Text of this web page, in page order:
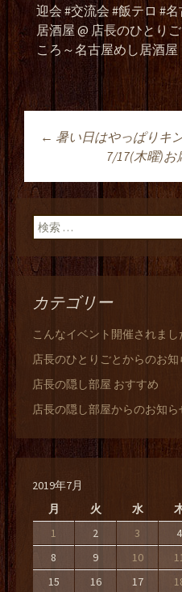
迎会 #交流会 #飯テロ #
居酒屋 @ 店長のひとり
ころ～名古屋めし居酒屋
投稿ナ
ン
← 暑い日はやっぱりキ
7/17(木曜)お
検索:
カテゴリー
こんなイベント開催されまし
店長のひとりごとからのお知
店長の隠し部屋 おすすめ
店長の隠し部屋からのお知ら
2019年7月
月
火 水
1 2 3 4
8
9 10
15
16 17